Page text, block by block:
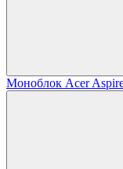
Моноблок Acer